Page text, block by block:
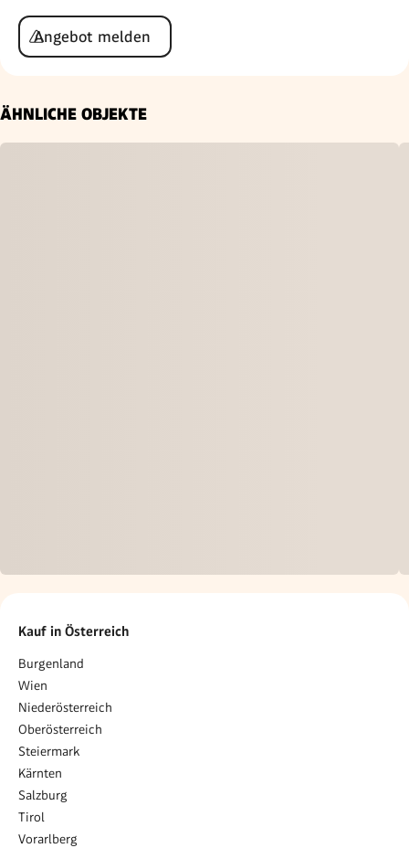
Angebot melden
ÄHNLICHE OBJEKTE
Kauf in Österreich
Burgenland
Wien
Niederösterreich
Oberösterreich
Steiermark
Kärnten
Salzburg
Tirol
Vorarlberg